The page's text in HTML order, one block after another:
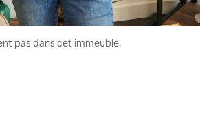
pas dans cet immeuble.